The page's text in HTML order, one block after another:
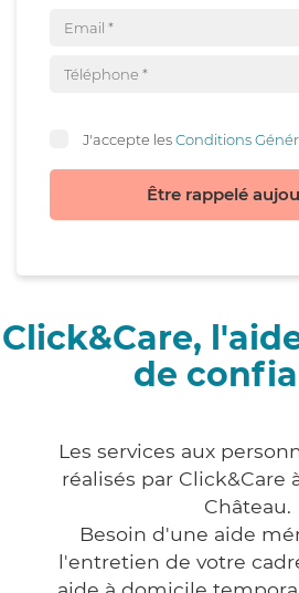
J'accepte lesConditions
Être rappelé
Click&Care,
de
Les services aux
réalisés par Click&Care
Château.
Besoin d'une aide
l'entretien de votre